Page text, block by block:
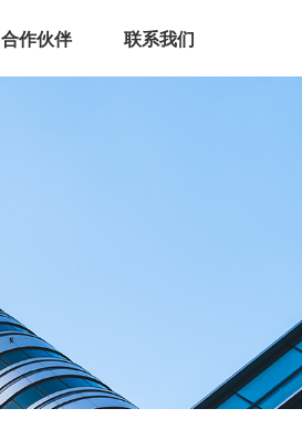
合作伙伴 联系我们